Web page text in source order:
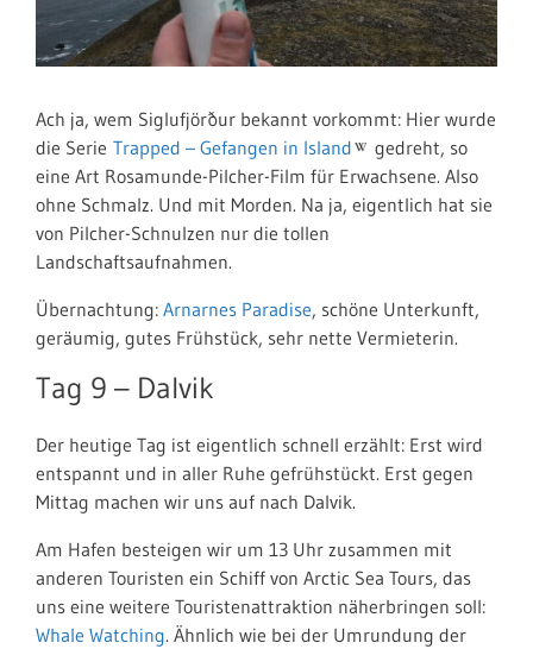
Ach ja, wem Siglufjörður bekannt vorkommt: Hier wurde
die Serie Trapped – Gefangen in Island
gedreht, so
eine Art Rosamunde-Pilcher-Film für Erwachsene. Also
ohne Schmalz. Und mit Morden. Na ja, eigentlich hat sie
von Pilcher-Schnulzen nur die tollen
Landschaftsaufnahmen.
Übernachtung: Arnarnes Paradise, schöne Unterkunft,
geräumig, gutes Frühstück, sehr nette Vermieterin.
Tag 9 – Dalvik
Der heutige Tag ist eigentlich schnell erzählt: Erst wird
entspannt und in aller Ruhe gefrühstückt. Erst gegen
Mittag machen wir uns auf nach Dalvik.
Am Hafen besteigen wir um 13 Uhr zusammen mit
anderen Touristen ein Schiff von Arctic Sea Tours, das
uns eine weitere Touristenattraktion näherbringen soll:
Whale Watching. Ähnlich wie bei der Umrundung der